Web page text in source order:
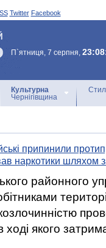
Twitter Facebook
П`ятниця, 7 серпня,
Культурна
Чернігівщина
припинили
наркотики шляхом
районного
в ході якого